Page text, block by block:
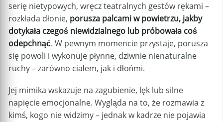
serię nietypowych, wręcz teatralnych gestów rękami –
rozkłada dłonie, porusza palcami w powietrzu, jakby
dotykała czegoś niewidzialnego lub próbowała coś
odepchnąć. W pewnym momencie przystaje, porusza
się powoli i wykonuje płynne, dziwnie nienaturalne
ruchy – zarówno ciałem, jak i dłońmi.
Jej mimika wskazuje na zagubienie, lęk lub silne
napięcie emocjonalne. Wygląda na to, że rozmawia z
kimś, kogo nie widzimy – jednak w kadrze nie pojawia